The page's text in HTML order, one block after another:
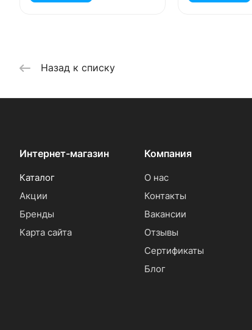
Назад к списку
Интернет-магазин
Каталог
Акции
Бренды
Карта сайта
Компания
О нас
Контакты
Вакансии
Отзывы
Сертификаты
Блог